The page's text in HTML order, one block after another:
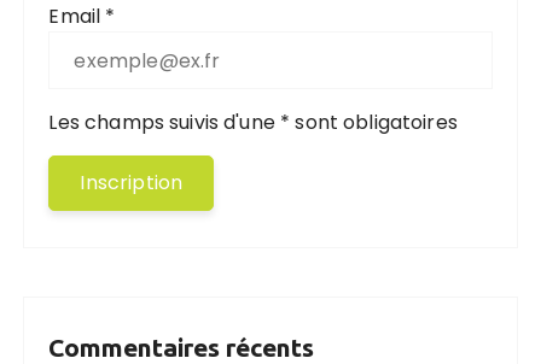
Email *
Les champs suivis d'une * sont obligatoires
Commentaires récents